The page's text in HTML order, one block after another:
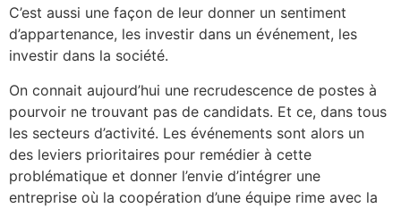
C’est aussi une façon de leur donner un sentiment
d’appartenance, les investir dans un événement, les
investir dans la société.
On connait aujourd’hui une recrudescence de postes à
pourvoir ne trouvant pas de candidats. Et ce, dans tous
les secteurs d’activité. Les événements sont alors un
des leviers prioritaires pour remédier à cette
problématique et donner l’envie d’intégrer une
entreprise où la coopération d’une équipe rime avec la